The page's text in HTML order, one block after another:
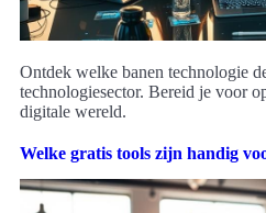
Ontdek welke banen technologie
technologiesector. Bereid je voor
digitale wereld.
Welke gratis tools zijn handig